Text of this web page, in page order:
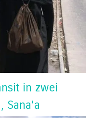
in zwei